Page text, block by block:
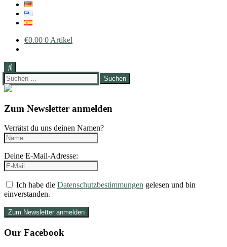
€0.00 0 Artikel
Suchen
nach:
Zum Newsletter anmelden
Verrätst du uns deinen Namen?
Deine E-Mail-Adresse:
Ich habe die Datenschutzbestimmungen gelesen und bin
einverstanden.
Our Facebook